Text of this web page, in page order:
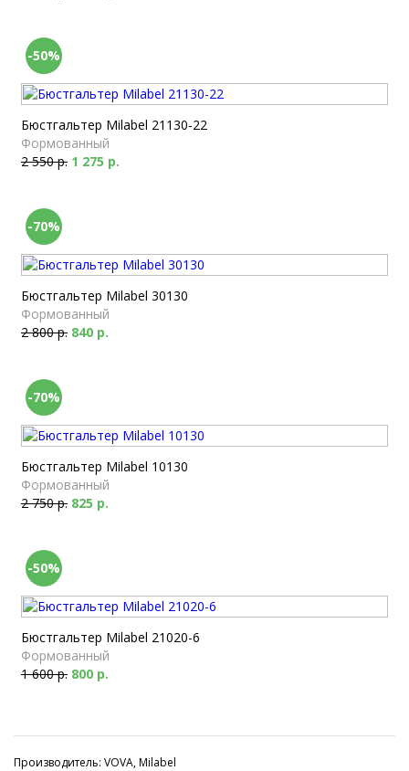
-50%
Бюстгальтер Milabel 21130-22
Формованный
2 550 р. 1 275 р.
-70%
Бюстгальтер Milabel 30130
Формованный
2 800 р. 840 р.
-70%
Бюстгальтер Milabel 10130
Формованный
2 750 р. 825 р.
-50%
Бюстгальтер Milabel 21020-6
Формованный
1 600 р. 800 р.
Производитель: VOVA, Milabel